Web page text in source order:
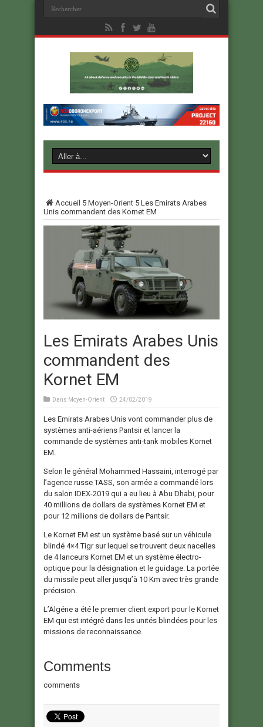
Accueil 5 Moyen-Orient 5 Les Emirats Arabes
Unis commandent des Kornet EM
Les Emirats Arabes Unis
commandent des
Kornet EM
Dans Moyen-Orient 24/02/2019
Les Emirats Arabes Unis vont commander plus de
systèmes anti-aériens Pantsir et lancer la
commande de systèmes anti-tank mobiles Kornet
EM.
Selon le général Mohammed Hassaini, interrogé par
l’agence russe TASS, son armée a commandé lors
du salon IDEX-2019 qui a eu lieu à Abu Dhabi, pour
40 millions de dollars de systèmes Kornet EM et
pour 12 millions de dollars de Pantsir.
Le Kornet EM est un système basé sur un véhicule
blindé 4×4 Tigr sur lequel se trouvent deux nacelles
de 4 lanceurs Kornet EM et un système électro-
optique pour la désignation et le guidage. La portée
du missile peut aller jusqu’à 10 Km avec très grande
précision.
L’Algérie a été le premier client export pour le Kornet
EM qui est intégré dans les unités blindées pour les
missions de reconnaissance.
Comments
comments